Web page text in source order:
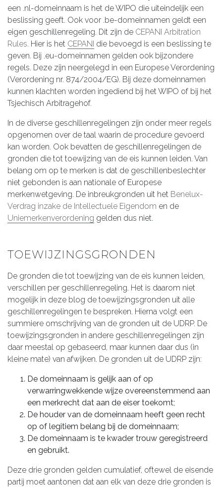
een .nl-domeinnaam is het de WIPO die uiteindelijk een
beslissing geeft. Ook voor .be-domeinnamen geldt een
eigen geschillenregeling. Dit zijn de CEPANI Arbitration
Rules. Hier is het CEPANI die bevoegd is een beslissing te
geven. Bij .eu-domeinnamen gelden ook bijzondere
regels. Deze zijn neergelegd in een Europese Verordening
(Verordening nr. 874/2004/EG). Bij deze domeinnamen
kunnen klachten worden ingediend bij het WIPO of bij het
Tsjechisch Arbitragehof.
In de diverse geschillenregelingen zijn onder meer regels
opgenomen over de taal waarin de procedure gevoerd
kan worden. Ook bevatten de geschillenregelingen de
gronden die tot toewijzing van de eis kunnen leiden. Van
belang om op te merken is dat de geschillenbeslechter
niet gebonden is aan nationale of Europese
merkenwetgeving. De inbreukgronden uit het Benelux-
Verdrag inzake de Intellectuele Eigendom en de
Uniemerkenverordening gelden dus niet.
TOEWIJZINGSGRONDEN
De gronden die tot toewijzing van de eis kunnen leiden,
verschillen per geschillenregeling. Het is daarom niet
mogelijk in deze blog de toewijzingsgronden uit alle
geschillenregelingen te bespreken. Hierna volgt een
summiere omschrijving van de gronden uit de UDRP. De
toewijzingsgronden in andere geschillenregelingen zijn
daar meestal op gebaseerd, maar kunnen daar dus (in
kleine mate) van afwijken. De gronden uit de UDRP zijn:
De domeinnaam is gelijk aan of op
verwarringwekkende wijze overeenstemmend aan
een merkrecht dat aan de eiser toekomt;
De houder van de domeinnaam heeft geen recht
op of legitiem belang bij de domeinnaam;
De domeinnaam is te kwader trouw geregistreerd
en gebruikt.
Deze drie gronden gelden cumulatief, oftewel de eisende
partij moet aantonen dat aan elk van deze drie gronden is